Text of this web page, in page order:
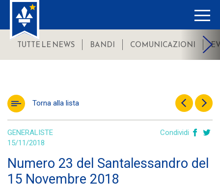
TUTTE LE NEWS BANDI COMUNICAZIONI
Torna alla lista
GENERALISTE
15/11/2018
Condividi
Numero 23 del Santalessandro del
15 Novembre 2018